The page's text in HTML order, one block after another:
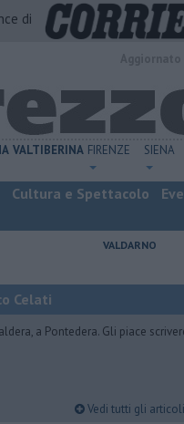
di
VALTIBERINA FIRENZE SIENA
Cultura e Spettacolo
VALDARNO
Celati
a Pontedera. Gli piace
Vedi tutti gli